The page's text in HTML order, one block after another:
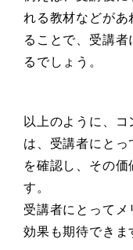
れる教材などがあ
ることで、受講者
るでしょう。
以上のように、
は、受講者にと
を確認し、その
す。
受講者にとって
効果も期待できま